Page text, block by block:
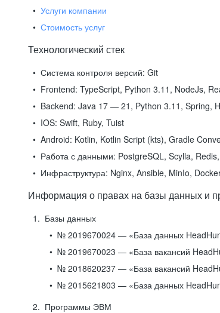
Услуги компании
Стоимость услуг
Технологический стек
Система контроля версий: Git
Frontend: TypeScript, Python 3.11, NodeJs,
Backend: Java 17 — 21, Python 3.11, Spring,
IOS: Swift, Ruby, Tuist
Android: Kotlin, Kotlin Script (kts), Gradle
Работа с данными: PostgreSQL, Scylla,
Инфраструктура: Nginx, Ansible, MinIo,
Информация о правах на базы данных и
Базы данных
№ 2019670024 — «База данных
№ 2019670023 — «База вакансий
№ 2018620237 — «База вакансий
№ 2015621803 — «База данных
Программы ЭВМ